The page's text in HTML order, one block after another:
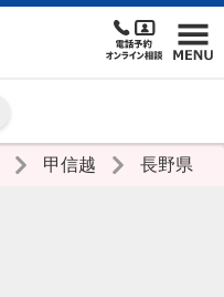
甲信越 長野県